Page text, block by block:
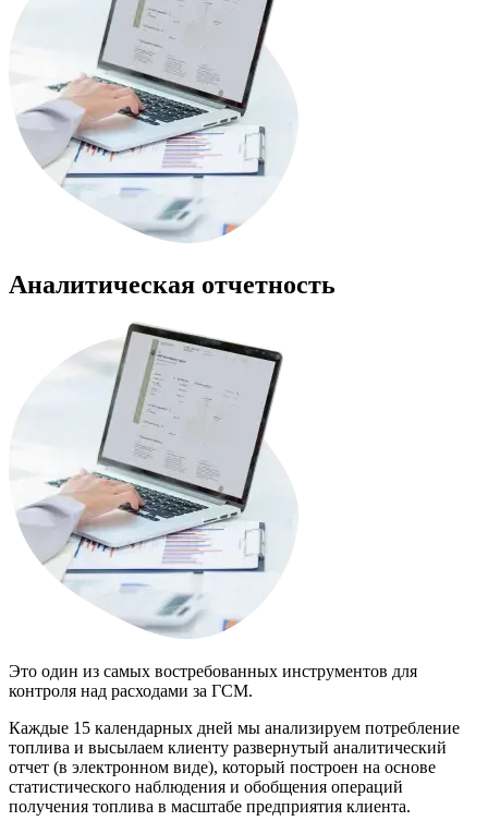
Аналитическая отчетность
Это один из самых востребованных инструментов для
контроля над расходами за ГСМ.
Каждые 15 календарных дней мы анализируем потребление
топлива и высылаем клиенту развернутый аналитический
отчет (в электронном виде), который построен на основе
статистического наблюдения и обобщения операций
получения топлива в масштабе предприятия клиента.